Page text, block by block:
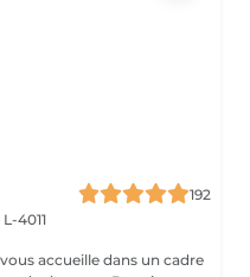
192
4011
accueille dans un cadre